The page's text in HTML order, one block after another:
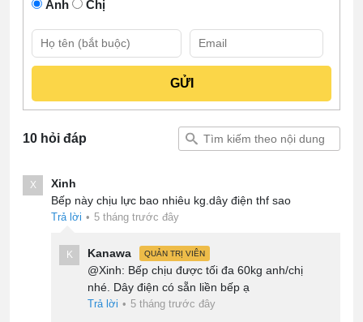
Anh Chị
10 hỏi đáp
X
Xinh
Bếp này chịu lực bao nhiêu kg.dây điện thf sao
Trả lời • 5 tháng trước đây
K Kanawa QUẢN TRỊ VIÊN
@Xinh: Bếp chịu được tối đa 60kg anh/chị
nhé. Dây điện có sẵn liền bếp ạ
Trả lời • 5 tháng trước đây